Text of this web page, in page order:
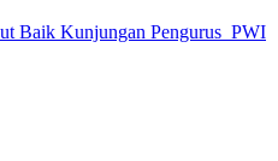
Baik Kunjungan Pengurus PWI